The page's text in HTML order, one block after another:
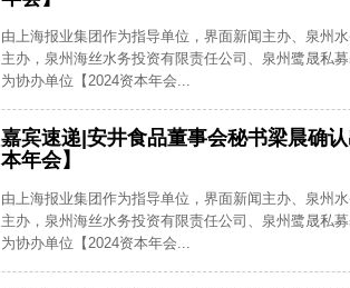
由上海报业集团作为指导单位，界面新闻主办、泉州
主办，泉州海丝水务投资有限责任公司、泉州鹭晟私
为协办单位【2024资本年会...
嘉宾速递|安井食品董事会秘书梁晨确
本年会】
由上海报业集团作为指导单位，界面新闻主办、泉州
主办，泉州海丝水务投资有限责任公司、泉州鹭晟私
为协办单位【2024资本年会...